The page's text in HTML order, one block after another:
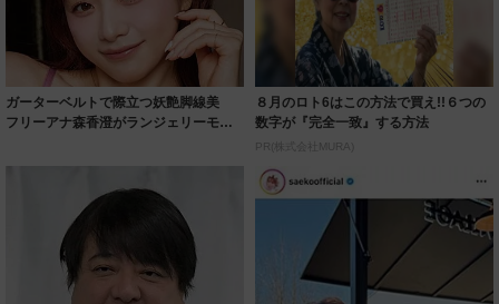
ガーターベルトで際立つ妖艶脚線美
フリーアナ森香澄がランジェリーモデ
８月のロト6はこの方法で買え!!６つの
数字が『完全一致』する方法
PR(株式会社MURA)